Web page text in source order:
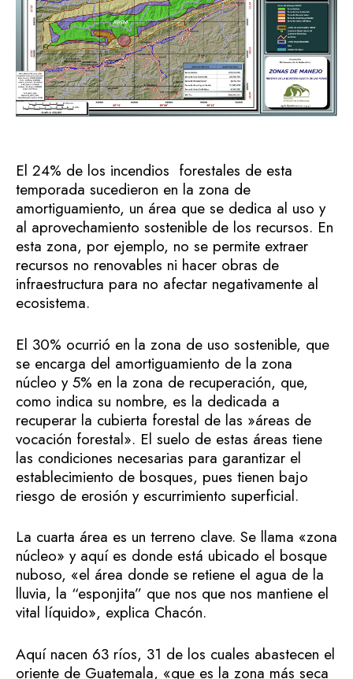
El 24% de los incendios forestales de esta
temporada sucedieron en la zona de
amortiguamiento, un área que se dedica al uso y
al aprovechamiento sostenible de los recursos. En
esta zona, por ejemplo, no se permite extraer
recursos no renovables ni hacer obras de
infraestructura para no afectar negativamente al
ecosistema.
El 30% ocurrió en la zona de uso sostenible, que
se encarga del amortiguamiento de la zona
núcleo y 5% en la zona de recuperación, que,
como indica su nombre, es la dedicada a
recuperar la cubierta forestal de las »áreas de
vocación forestal». El suelo de estas áreas tiene
las condiciones necesarias para garantizar el
establecimiento de bosques, pues tienen bajo
riesgo de erosión y escurrimiento superficial.
La cuarta área es un terreno clave. Se llama «zona
núcleo» y aquí es donde está ubicado el bosque
nuboso, «el área donde se retiene el agua de la
lluvia, la “esponjita” que nos que nos mantiene el
vital líquido», explica Chacón.
Aquí nacen 63 ríos, 31 de los cuales abastecen el
oriente de Guatemala, «que es la zona más seca